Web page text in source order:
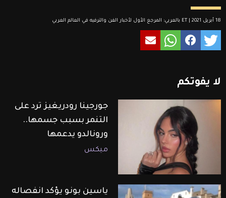
18 أبريل 2021 | ET بالعربي: المرجع الأول لأخبار الفن والترفيه في العالم العربي
لا يفوتكم
جورجينا رودريغيز ترد على
التنمر بسبب جسمها..
ورونالدو يدعمها
ميكس
ياسين بونو يؤكد انفصاله